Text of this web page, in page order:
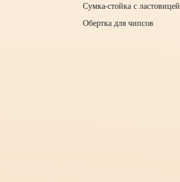
Сумка-стойка с ластовицей
Обертка для чипсов